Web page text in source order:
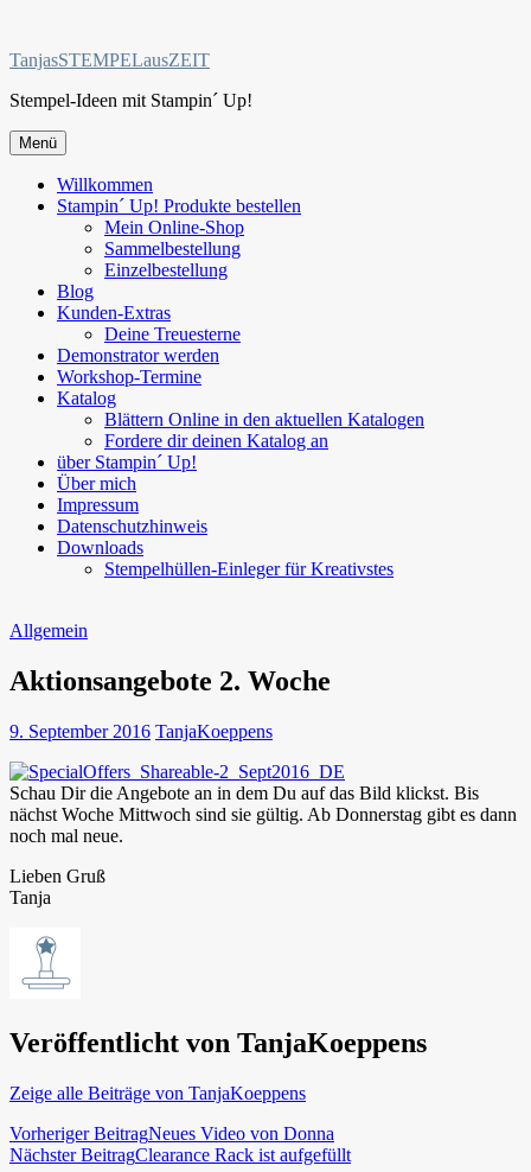
springen
TanjasSTEMPELausZEIT
Stempel-Ideen mit Stampin´ Up!
Menü
Willkommen
Stampin´ Up! Produkte bestellen
Mein Online-Shop
Sammelbestellung
Einzelbestellung
Blog
Kunden-Extras
Deine Treuesterne
Demonstrator werden
Workshop-Termine
Katalog
Blättern Online in den aktuellen Katalogen
Fordere dir deinen Katalog an
über Stampin´ Up!
Über mich
Impressum
Datenschutzhinweis
Downloads
Stempelhüllen-Einleger für Kreativstes
Allgemein
Aktionsangebote 2. Woche
9. September 2016 TanjaKoeppens
Schau Dir die Angebote an in dem Du auf das Bild klickst. Bis
nächst Woche Mittwoch sind sie gültig. Ab Donnerstag gibt es dann
noch mal neue.
Lieben Gruß
Tanja
Veröffentlicht von TanjaKoeppens
Zeige alle Beiträge von TanjaKoeppens
Beitragsnavigation
Vorheriger BeitragNeues Video von Donna
Nächster BeitragClearance Rack ist aufgefüllt